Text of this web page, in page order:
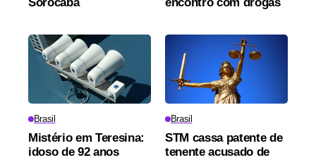
Brasil
Mistério em Teresina:
idoso de 92 anos
Brasil
STM cassa patente de
tenente acusado de